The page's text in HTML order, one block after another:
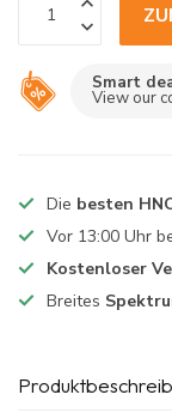
Smart
View our
Die besten
Vor 13:00 Uhr
Kostenloser
Breites